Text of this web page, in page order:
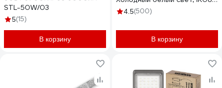
STL-50W/03
5(15)
В корзину
90лм/Вт, IP65 WFL-
4.5(500)
В корзину